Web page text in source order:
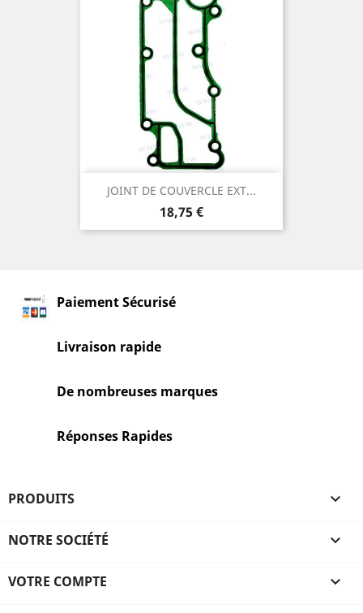
JOINT DE COUVERCLE EXT...
Prix
18,75 €
Paiement Sécurisé
Livraison rapide
De nombreuses marques
Réponses Rapides
PRODUITS 
NOTRE SOCIÉTÉ 
VOTRE COMPTE 